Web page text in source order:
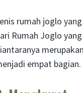
rumah joglo
Rumah Joglo
empat